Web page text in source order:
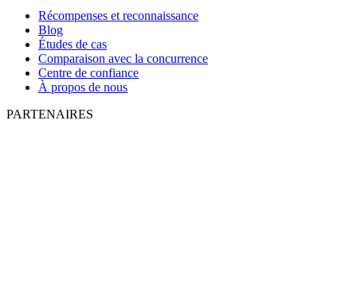
Récompenses et reconnaissance
Blog
Études de cas
Comparaison avec la concurrence
Centre de confiance
À propos de nous
PARTENAIRES